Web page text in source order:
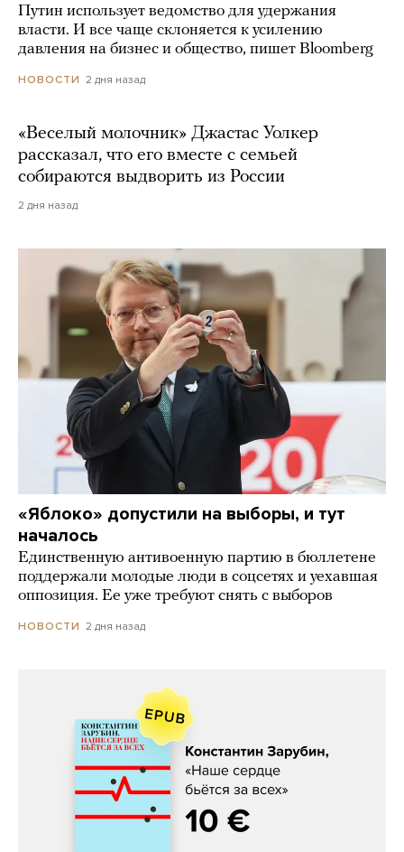
Путин использует ведомство для удержания
власти. И все чаще склоняется к усилению
давления на бизнес и общество, пишет Bloomberg
НОВОСТИ 2 дня назад
«Веселый молочник» Джастас Уолкер
рассказал, что его вместе с семьей
собираются выдворить из России
2 дня назад
«Яблоко» допустили на выборы, и тут
началось
Единственную антивоенную партию в бюллетене
поддержали молодые люди в соцсетях и уехавшая
оппозиция. Ее уже требуют снять с выборов
НОВОСТИ 2 дня назад